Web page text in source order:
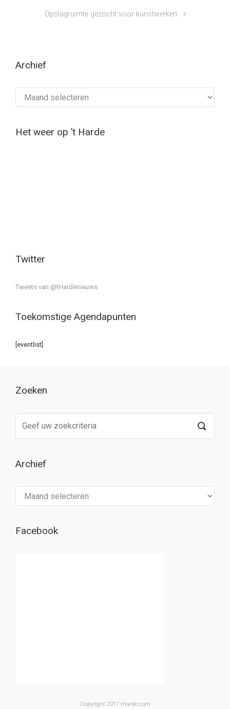
Opslagruimte gezocht voor kunstwerken
Archief
Het weer op ’t Harde
Twitter
Tweets van @tHardenieuws
Toekomstige Agendapunten
[eventlist]
Zoeken
Archief
Facebook
Copyright 2017 tharde.com